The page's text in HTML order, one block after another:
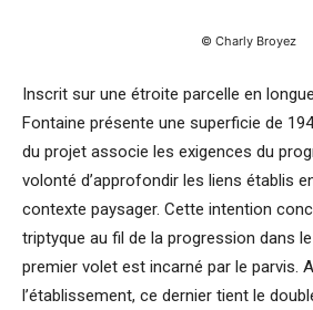
© Charly Broyez
Inscrit sur une étroite parcelle en
Fontaine présente une superficie de
du projet associe les exigences du
volonté d’approfondir les liens établis
contexte paysager. Cette intention
triptyque au fil de la progression dans
premier volet est incarné par le parvis.
l’établissement, ce dernier tient le